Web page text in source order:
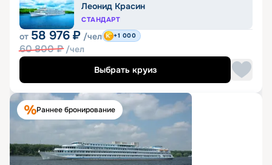
Леонид Красин
СТАНДАРТ
от 58 976 ₽ /чел
60 800₽ /чел
+1 000
Выбрать круиз
Раннее бронирование